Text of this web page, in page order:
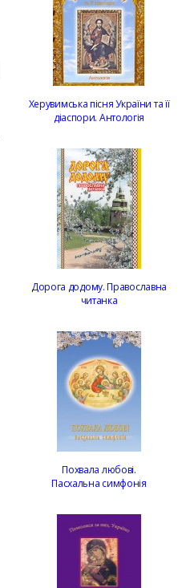
Херувимська пісня України та її
діаспори. Антологія
Дорога додому. Православна
читанка
Похвала любові.
Пасхальна симфонія